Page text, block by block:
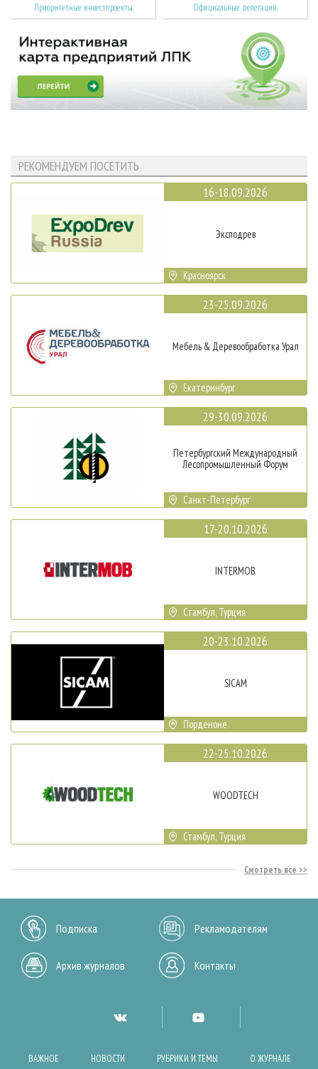
Приоритетные инвестпроекты Официальные делегации
РЕКОМЕНДУЕМ ПОСЕТИТЬ
16-18.09.2026
Эксподрев
Красноярск
23-25.09.2026
Мебель & Деревообработка Урал
Екатеринбург
29-30.09.2026
Петербургский Международный
Лесопромышленный Форум
Санкт-Петербург
17-20.10.2026
INTERMOB
Стамбул, Турция
20-23.10.2026
SICAM
Порденоне
22-25.10.2026
WOODTECH
Стамбул, Турция
Смотреть все
Подписка Рекламодателям
Архив журналов Контакты
ВАЖНОЕ НОВОСТИ РУБРИКИ И ТЕМЫ О ЖУРНАЛЕ